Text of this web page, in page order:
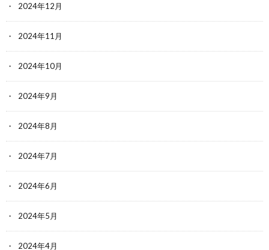
2024年12月
2024年11月
2024年10月
2024年9月
2024年8月
2024年7月
2024年6月
2024年5月
2024年4月